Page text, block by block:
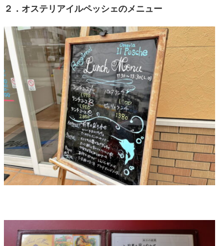
２．オステリアイルペッシェのメニュー